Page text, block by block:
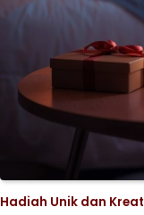
Hadiah Unik dan